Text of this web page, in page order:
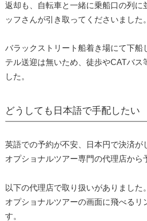
返却も、自転車と一緒に乗船口の列に
ッフさんが引き取ってくださいました。
バラックストリート船着き場にて下船
テル送迎は無いため、徒歩やCATバス
した。
どうしても日本語で手配したい
英語での予約が不安、日本円で決済が
オプショナルツアー専門の代理店から
以下の代理店で取り扱いがありました
オプショナルツアーの画面に飛べるリ
す。